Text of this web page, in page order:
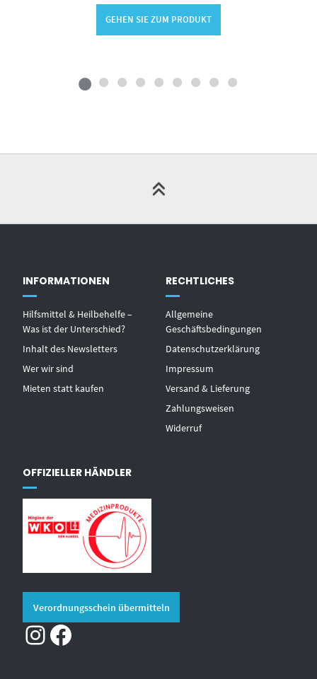
GEHEN SIE ZUM PRODUKT
INFORMATIONEN
Hilfsmittel & Heilbehelfe –
Was ist der Unterschied?
Inhalt des Newsletters
Wer wir sind
Mieten statt kaufen
RECHTLICHES
Allgemeine
Geschäftsbedingungen
Datenschutzerklärung
Impressum
Versand & Lieferung
Zahlungsweisen
Widerruf
OFFIZIELLER HÄNDLER
Verordnungsschein übermitteln
Instagram Facebook